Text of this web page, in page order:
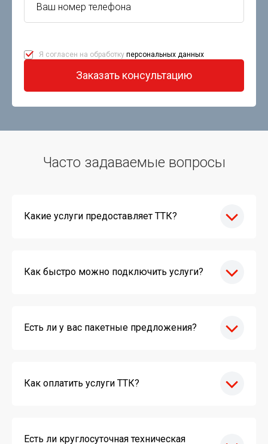
Я согласен на обработку персональных данных
Заказать консультацию
Часто задаваемые вопросы
Какие услуги предоставляет ТТК?
Как быстро можно подключить услуги?
Есть ли у вас пакетные предложения?
Как оплатить услуги ТТК?
Есть ли круглосуточная техническая